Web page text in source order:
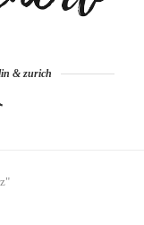
& zurich